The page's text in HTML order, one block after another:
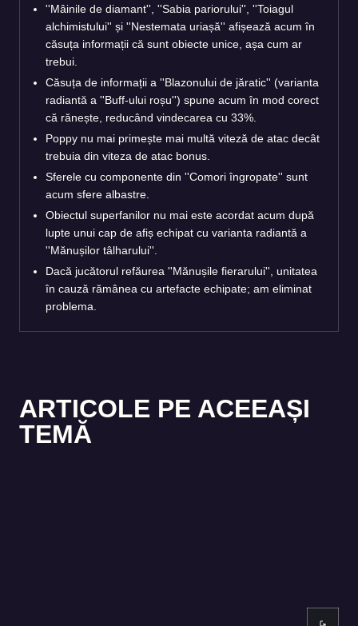
''Mâinile de diamant'', ''Sabia pariorului'', ''Toiagul
alchimistului'' și ''Nestemata uriașă'' afișează acum în
căsuța informații că sunt obiecte unice, așa cum ar
trebui.
Căsuța de informații a ''Blazonului de jăratic'' (varianta
radiantă a ''Buff-ului roșu'') spune acum în mod corect
că rănește, reducând vindecarea cu 33%.
Poppy nu mai primește mai multă viteză de atac decât
trebuia din viteza de atac bonus.
Sferele cu componente din ''Comori îngropate'' sunt
acum sfere albastre.
Obiectul superfanilor nu mai este acordat acum după
lupte unui cap de afiș echipat cu varianta radiantă a
''Mănușilor tâlharului''.
Dacă jucătorul refăurea ''Mănușile fierarului'', unitatea
în cauză rămânea cu artefacte echipate; am eliminat
problema.
ARTICOLE PE ACEEAȘI
TEMĂ